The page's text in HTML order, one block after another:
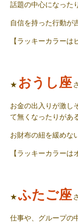
話題の中心になった
自信を持った行動が
【ラッキーカラ
★ おうし座
お金の出入りが激し
て無くなったりがあ
お財布の紐を緩めな
【ラッキーカラー
★ふたご座
仕事や、グループの